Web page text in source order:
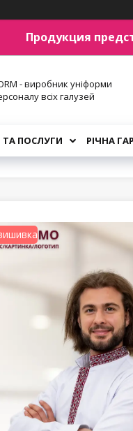
Продукция
- виробник уніформи
всіх галузей
ТА ПОСЛУГИ РІЧНА